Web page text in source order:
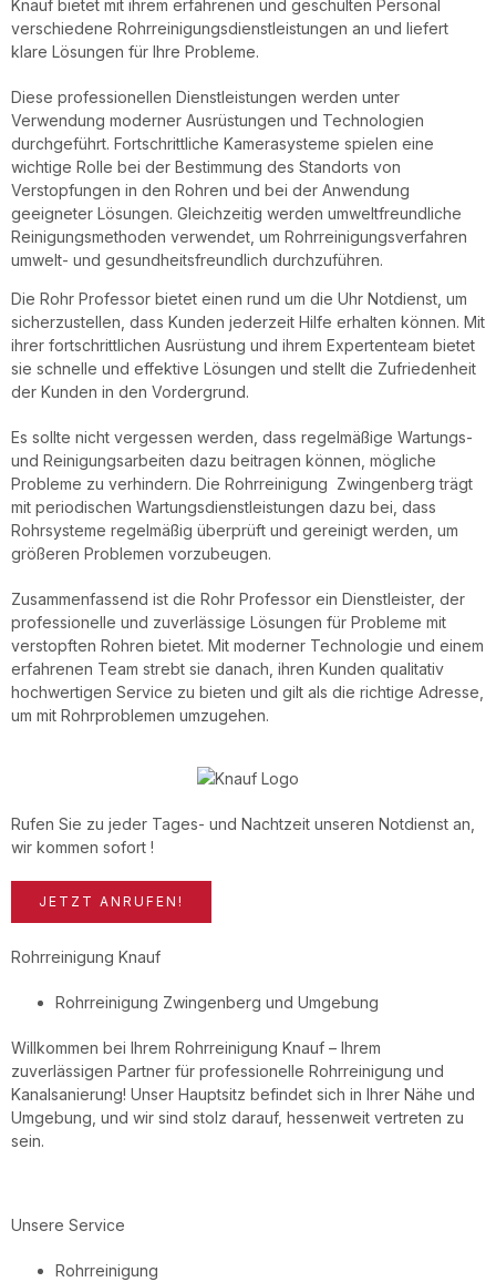
Knauf bietet mit ihrem erfahrenen und geschulten Personal
verschiedene Rohrreinigungsdienstleistungen an und liefert
klare Lösungen für Ihre Probleme.
Diese professionellen Dienstleistungen werden unter
Verwendung moderner Ausrüstungen und Technologien
durchgeführt. Fortschrittliche Kamerasysteme spielen eine
wichtige Rolle bei der Bestimmung des Standorts von
Verstopfungen in den Rohren und bei der Anwendung
geeigneter Lösungen. Gleichzeitig werden umweltfreundliche
Reinigungsmethoden verwendet, um Rohrreinigungsverfahren
umwelt- und gesundheitsfreundlich durchzuführen.
Die Rohr Professor bietet einen rund um die Uhr Notdienst, um
sicherzustellen, dass Kunden jederzeit Hilfe erhalten können. Mit
ihrer fortschrittlichen Ausrüstung und ihrem Expertenteam bietet
sie schnelle und effektive Lösungen und stellt die Zufriedenheit
der Kunden in den Vordergrund.
Es sollte nicht vergessen werden, dass regelmäßige Wartungs-
und Reinigungsarbeiten dazu beitragen können, mögliche
Probleme zu verhindern. Die Rohrreinigung Zwingenberg trägt
mit periodischen Wartungsdienstleistungen dazu bei, dass
Rohrsysteme regelmäßig überprüft und gereinigt werden, um
größeren Problemen vorzubeugen.
Zusammenfassend ist die Rohr Professor ein Dienstleister, der
professionelle und zuverlässige Lösungen für Probleme mit
verstopften Rohren bietet. Mit moderner Technologie und einem
erfahrenen Team strebt sie danach, ihren Kunden qualitativ
hochwertigen Service zu bieten und gilt als die richtige Adresse,
um mit Rohrproblemen umzugehen.
Rufen Sie zu jeder Tages- und Nachtzeit unseren Notdienst an,
wir kommen sofort !
JETZT ANRUFEN!
Rohrreinigung Knauf
Rohrreinigung Zwingenberg und Umgebung
Willkommen bei Ihrem Rohrreinigung Knauf – Ihrem
zuverlässigen Partner für professionelle Rohrreinigung und
Kanalsanierung! Unser Hauptsitz befindet sich in Ihrer Nähe und
Umgebung, und wir sind stolz darauf, hessenweit vertreten zu
sein.
Unsere Service
Rohrreinigung